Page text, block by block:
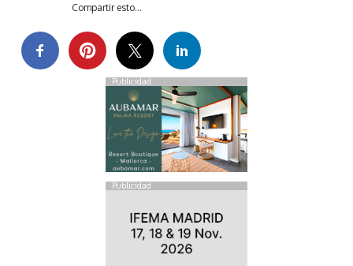
Compartir esto...
Publicidad
Publicidad